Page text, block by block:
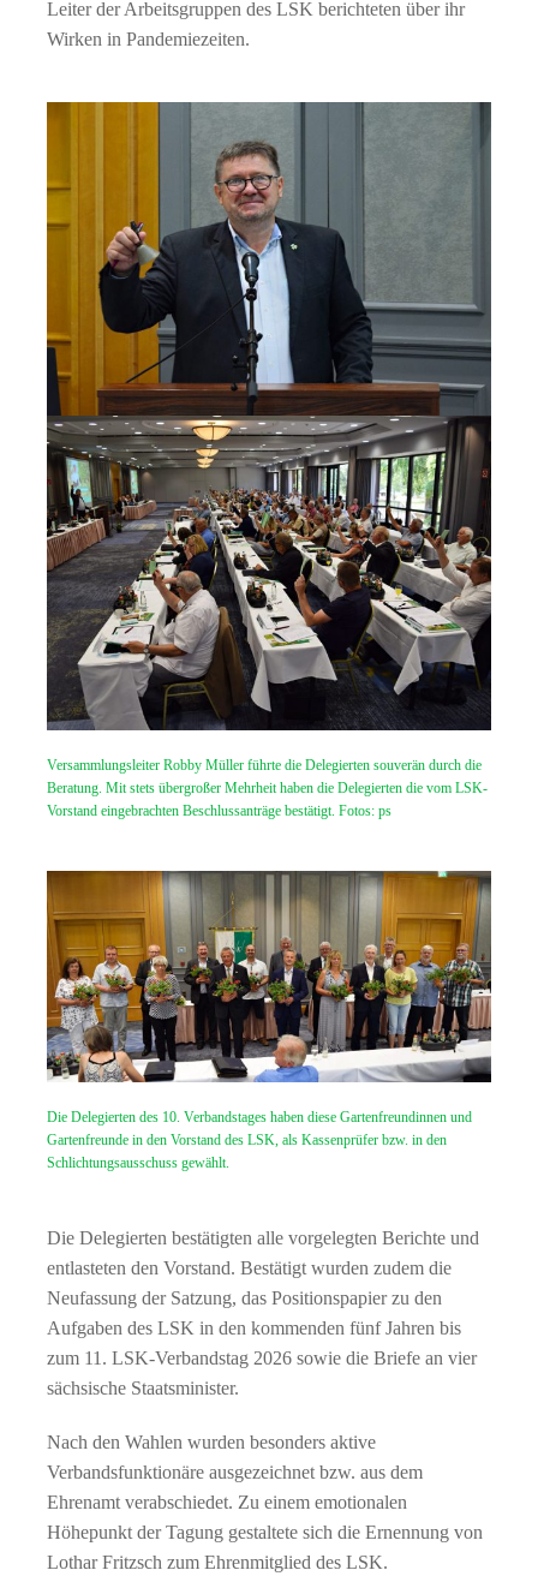
Leiter der Arbeitsgruppen des LSK berichteten über ihr
Wirken in Pandemiezeiten.
Versammlungsleiter Robby Müller führte die Delegierten souverän durch die
Beratung. Mit stets übergroßer Mehrheit haben die Delegierten die vom LSK-
Vorstand eingebrachten Beschlussanträge bestätigt. Fotos: ps
Die Delegierten des 10. Verbandstages haben diese Gartenfreundinnen und
Gartenfreunde in den Vorstand des LSK, als Kassenprüfer bzw. in den
Schlichtungsausschuss gewählt.
Die Delegierten bestätigten alle vorgelegten Berichte und
entlasteten den Vorstand. Bestätigt wurden zudem die
Neufassung der Satzung, das Positionspapier zu den
Aufgaben des LSK in den kommenden fünf Jahren bis
zum 11. LSK-Verbandstag 2026 sowie die Briefe an vier
sächsische Staatsminister.
Nach den Wahlen wurden besonders aktive
Verbandsfunktionäre ausgezeichnet bzw. aus dem
Ehrenamt verabschiedet. Zu einem emotionalen
Höhepunkt der Tagung gestaltete sich die Ernennung von
Lothar Fritzsch zum Ehrenmitglied des LSK.